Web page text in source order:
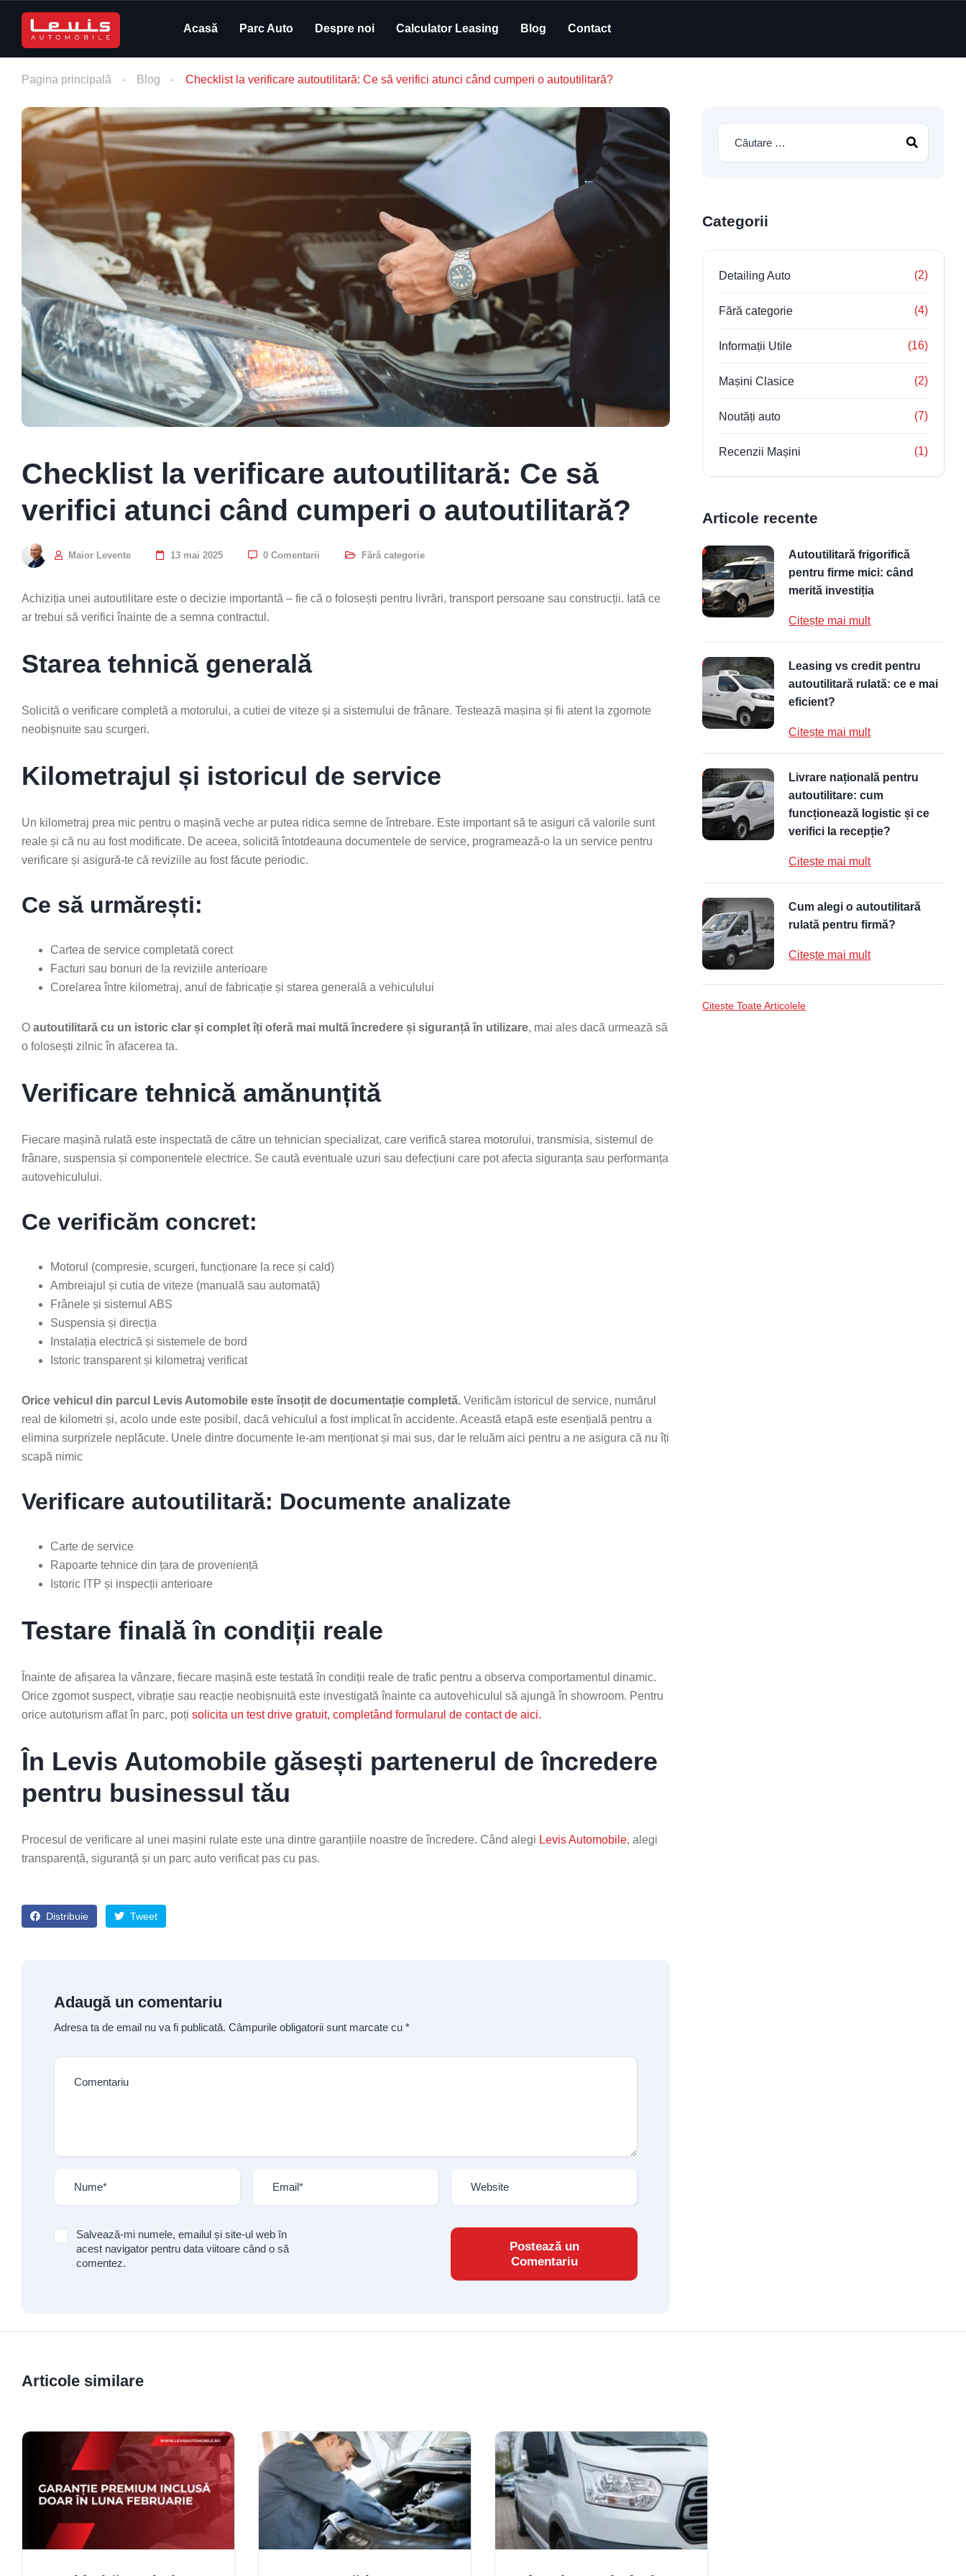
Acasă Parc Auto Despre noi Calculator Leasing Blog Contact
Pagina principală Blog Checklist la verificare autoutilitară: Ce să verifici atunci când cumperi o autoutilitară?
Checklist la verificare autoutilitară: Ce să
verifici atunci când cumperi o autoutilitară?
Maior Levente 13 mai 2025 0 Comentarii Fără categorie
Achiziția unei autoutilitare este o decizie importantă – fie că o folosești pentru livrări, transport persoane sau construcții. Iată ce
ar trebui să verifici înainte de a semna contractul.
Starea tehnică generală
Solicită o verificare completă a motorului, a cutiei de viteze și a sistemului de frânare. Testează mașina și fii atent la zgomote
neobișnuite sau scurgeri.
Kilometrajul și istoricul de service
Un kilometraj prea mic pentru o mașină veche ar putea ridica semne de întrebare. Este important să te asiguri că valorile sunt
reale și că nu au fost modificate. De aceea, solicită întotdeauna documentele de service, programează-o la un service pentru
verificare și asigură-te că reviziile au fost făcute periodic.
Ce să urmărești:
Cartea de service completată corect
Facturi sau bonuri de la reviziile anterioare
Corelarea între kilometraj, anul de fabricație și starea generală a vehiculului
O autoutilitară cu un istoric clar și complet îți oferă mai multă încredere și siguranță în utilizare, mai ales dacă urmează să
o folosești zilnic în afacerea ta.
Verificare tehnică amănunțită
Fiecare mașină rulată este inspectată de către un tehnician specializat, care verifică starea motorului, transmisia, sistemul de
frânare, suspensia și componentele electrice. Se caută eventuale uzuri sau defecțiuni care pot afecta siguranța sau performanța
autovehiculului.
Ce verificăm concret:
Motorul (compresie, scurgeri, funcționare la rece și cald)
Ambreiajul și cutia de viteze (manuală sau automată)
Frânele și sistemul ABS
Suspensia și direcția
Instalația electrică și sistemele de bord
Istoric transparent și kilometraj verificat
Orice vehicul din parcul Levis Automobile este însoțit de documentație completă. Verificăm istoricul de service, numărul
real de kilometri și, acolo unde este posibil, dacă vehiculul a fost implicat în accidente. Această etapă este esențială pentru a
elimina surprizele neplăcute. Unele dintre documente le-am menționat și mai sus, dar le reluăm aici pentru a ne asigura că nu îți
scapă nimic
Verificare autoutilitară: Documente analizate
Carte de service
Rapoarte tehnice din țara de proveniență
Istoric ITP și inspecții anterioare
Testare finală în condiții reale
Înainte de afișarea la vânzare, fiecare mașină este testată în condiții reale de trafic pentru a observa comportamentul dinamic.
Orice zgomot suspect, vibrație sau reacție neobișnuită este investigată înainte ca autovehiculul să ajungă în showroom. Pentru
orice autoturism aflat în parc, poți solicita un test drive gratuit, completând formularul de contact de aici.
În Levis Automobile găsești partenerul de încredere
pentru businessul tău
Procesul de verificare al unei mașini rulate este una dintre garanțiile noastre de încredere. Când alegi Levis Automobile, alegi
transparență, siguranță și un parc auto verificat pas cu pas.
Distribuie Tweet
Adaugă un comentariu
Adresa ta de email nu va fi publicată. Câmpurile obligatorii sunt marcate cu *
Salvează-mi numele, emailul și site-ul web în
acest navigator pentru data viitoare când o să
comentez.
Postează un
Comentariu
Categorii
Detailing Auto (2)
Fără categorie (4)
Informații Utile (16)
Mașini Clasice (2)
Noutăți auto (7)
Recenzii Mașini (1)
Articole recente
Autoutilitară frigorifică
pentru firme mici: când
merită investiția
Citește mai mult
Leasing vs credit pentru
autoutilitară rulată: ce e mai
eficient?
Citește mai mult
Livrare națională pentru
autoutilitare: cum
funcționează logistic și ce
verifici la recepție?
Citește mai mult
Cum alegi o autoutilitară
rulată pentru firmă?
Citește mai mult
Citește Toate Articolele
Articole similare